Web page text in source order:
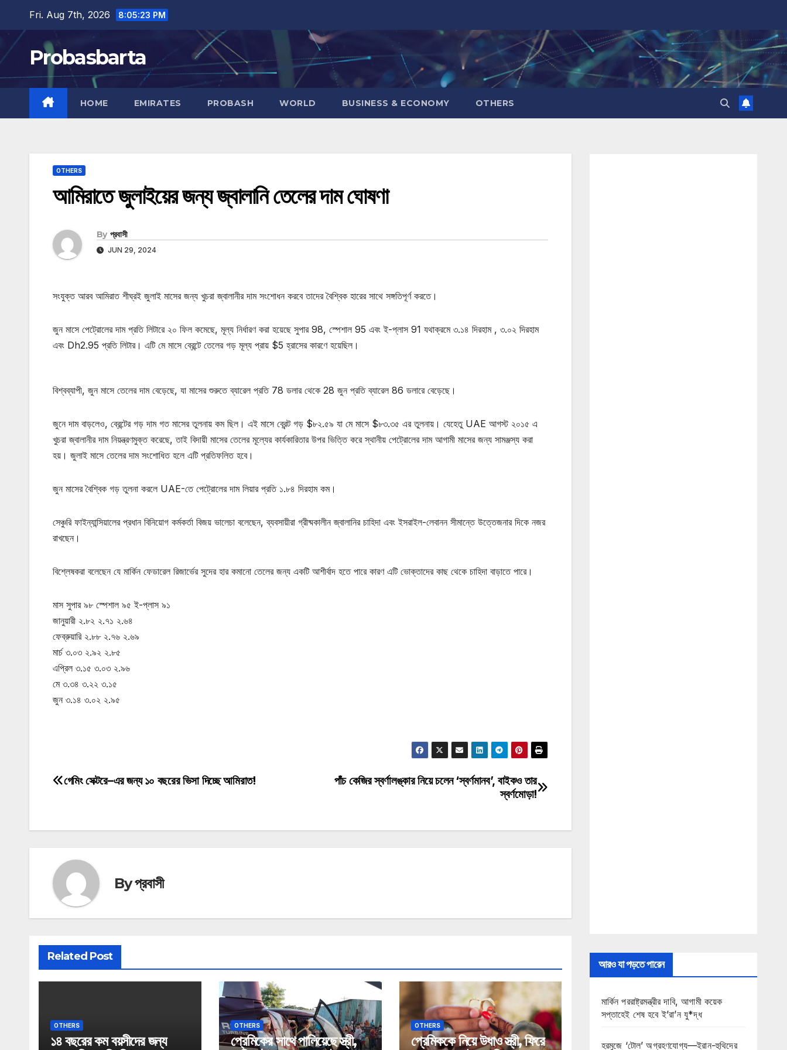
content
Fri. Aug 7th, 2026 8:05:24 PM
Probasbarta
HOME EMIRATES PROBASH WORLD BUSINESS & ECONOMY OTHERS
OTHERS
আমিরাতে জুলাইয়ের জন্য জ্বালানি তেলের দাম ঘোষণা
By প্রবাসী
JUN 29, 2024
সংযুক্ত আরব আমিরাত শীঘ্রই জুলাই মাসের জন্য খুচরা জ্বালানীর দাম সংশোধন করবে তাদের বৈশ্বিক হারের সাথে সঙ্গতিপূর্ণ করতে।
জুন মাসে পেট্রোলের দাম প্রতি লিটারে ২০ ফিল কমেছে, মূল্য নির্ধারণ করা হয়েছে সুপার 98, স্পেশাল 95 এবং ই-প্লাস 91 যথাক্রমে ৩.১৪ দিরহাম , ৩.০২ দিরহাম
এবং Dh2.95 প্রতি লিটার। এটি মে মাসে ব্রেন্টে তেলের গড় মূল্য প্রায় $5 হ্রাসের কারণে হয়েছিল।
বিশ্বব্যাপী, জুন মাসে তেলের দাম বেড়েছে, যা মাসের শুরুতে ব্যারেল প্রতি 78 ডলার থেকে 28 জুন প্রতি ব্যারেল 86 ডলারে বেড়েছে।
জুনে দাম বাড়লেও, ব্রেন্টের গড় দাম গত মাসের তুলনায় কম ছিল। এই মাসে ব্রেন্ট গড় $৮২.৫৯ যা মে মাসে $৮৩.৩৫ এর তুলনায়। যেহেতু UAE আগস্ট ২০১৫ এ
খুচরা জ্বালানীর দাম নিয়ন্ত্রণমুক্ত করেছে, তাই বিদায়ী মাসের তেলের মূল্যের কার্যকারিতার উপর ভিত্তি করে স্থানীয় পেট্রোলের দাম আগামী মাসের জন্য সামঞ্জস্য করা
হয়। জুলাই মাসে তেলের দাম সংশোধিত হলে এটি প্রতিফলিত হবে।
জুন মাসের বৈশ্বিক গড় তুলনা করলে UAE-তে পেট্রোলের দাম লিয়ার প্রতি ১.৮৪ দিরহাম কম।
সেঞ্চুরি ফাইন্যান্সিয়ালের প্রধান বিনিয়োগ কর্মকর্তা বিজয় ভালেচা বলেছেন, ব্যবসায়ীরা গ্রীষ্মকালীন জ্বালানির চাহিদা এবং ইসরাইল-লেবানন সীমান্তে উত্তেজনার দিকে নজর
রাখছেন।
বিশ্লেষকরা বলেছেন যে মার্কিন ফেডারেল রিজার্ভের সুদের হার কমানো তেলের জন্য একটি আশীর্বাদ হতে পারে কারণ এটি ভোক্তাদের কাছ থেকে চাহিদা বাড়াতে পারে।
মাস সুপার ৯৮ স্পেশাল ৯৫ ই-প্লাস ৯১
জানুয়ারী ২.৮২ ২.৭১ ২.৬৪
ফেব্রুয়ারি ২.৮৮ ২.৭৬ ২.৬৯
মার্চ ৩.০৩ ২.৯২ ২.৮৫
এপ্রিল ৩.১৫ ৩.০৩ ২.৯৬
মে ৩.৩৪ ৩.২২ ৩.১৫
জুন ৩.১৪ ৩.০২ ২.৯৫
Post
পাঁচ কেজির স্বর্ণালঙ্কার নিয়ে চলেন ‘স্বর্ণমানব’, বাইকও তার
স্বর্ণমোড়া!
গেমিং সেক্টরে–এর জন্য ১০ বছরের ভিসা দিচ্ছে আমিরাত!
Byপ্রবাসী
Related Post
OTHERS
১৪ বছরের কম বয়সীদের জন্য
OTHERS
প্রেমিকের সাথে পালিয়েছে স্ত্রী,
OTHERS
প্রেমিককে নিয়ে উধাও স্ত্রী, ফিরে
আরও যা পড়তে পারেন
মার্কিন পররাষ্ট্রমন্ত্রীর দাবি, আগামী কয়েক
সপ্তাহেই শেষ হবে ই’রা’ন যু*দ্ধ
হরমুজে ‘টোল’ অগ্রহণযোগ্য—ইরান-হুথিদের